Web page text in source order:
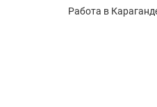
Работа в